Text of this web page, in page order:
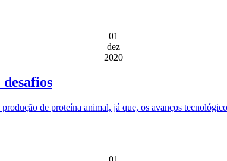
01
dez
2020
de proteína animal, já que, os avanços